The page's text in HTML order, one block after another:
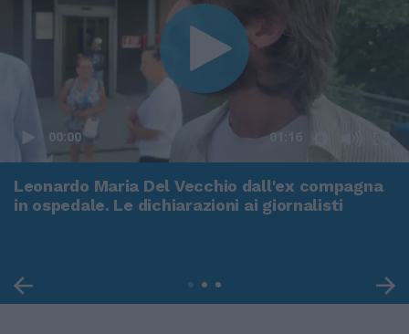
00:00 01:16
Leonardo Maria Del Vecchio dall'ex compagna
in ospedale. Le dichiarazioni ai giornalisti